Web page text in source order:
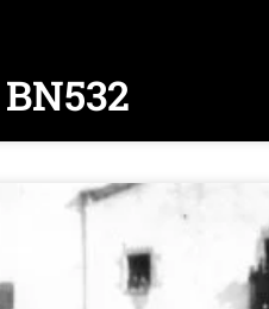
BN532